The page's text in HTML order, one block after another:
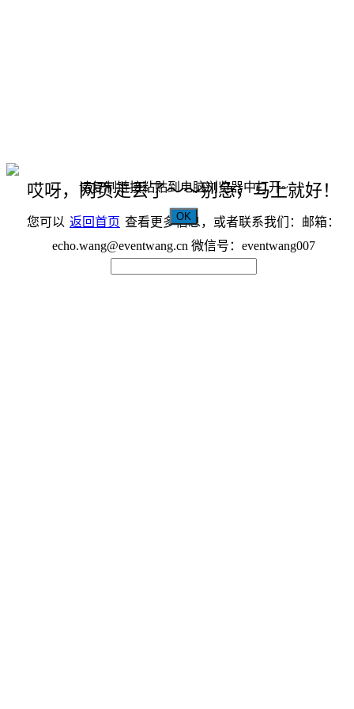
哎呀，网页走丢了～～别急，马上就好！
您可以 返回首页 查看更多信息，或者联系我们：邮箱：
echo.wang@eventwang.cn 微信号：eventwang007
请复制链接粘贴到电脑浏览器中打开~
OK